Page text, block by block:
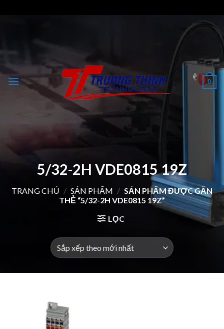
0
5/32-2H VDE0815 19Z
TRANG CHỦ / SẢN PHẨM / SẢN PHẨM ĐƯỢC GẮN
THẺ “5/32-2H VDE0815 19Z”
LỌC